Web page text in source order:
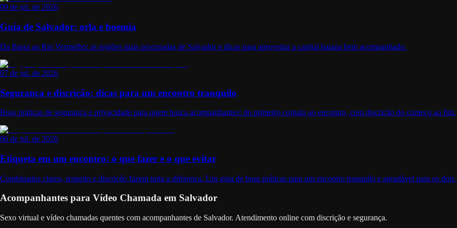
09 de jul. de 2026
Guia de Salvador: orla e boemia
Da Barra ao Rio Vermelho: as regiões mais procuradas de Salvador e dicas para aproveitar a capital baiana bem acompanhado.
07 de jul. de 2026
Segurança e discrição: dicas para um encontro tranquilo
Boas práticas de segurança e privacidade para quem busca acompanhantes: do primeiro contato ao encontro, com discrição do começo ao fim.
06 de jul. de 2026
Etiqueta em um encontro: o que fazer e o que evitar
Combinados claros, respeito e discrição fazem toda a diferença. Um guia de boas práticas para um encontro tranquilo e agradável para os dois
Acompanhantes para Vídeo Chamada em Salvador
Sexo virtual e vídeo chamadas quentes com acompanhantes de Salvador. Atendimento online com discrição e segurança.